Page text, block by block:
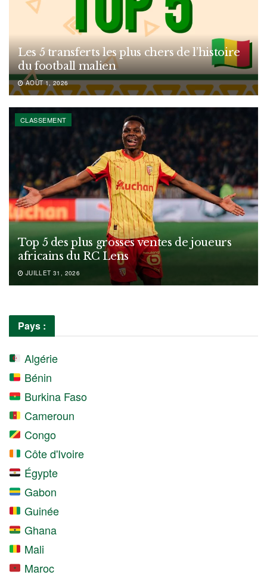
Les 5 transferts les plus chers de l’histoire
du football malien
AOÛT 1, 2026
CLASSEMENT
Top 5 des plus grosses ventes de joueurs
africains du RC Lens
JUILLET 31, 2026
Pays :
Algérie
Bénin
Burkina Faso
Cameroun
Congo
Côte d'Ivoire
Égypte
Gabon
Guinée
Ghana
Mali
Maroc